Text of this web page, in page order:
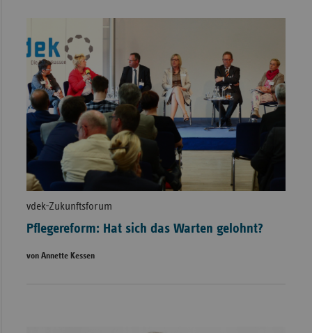
vdek-Zukunftsforum
Pflegereform: Hat sich das Warten gelohnt?
von Annette Kessen